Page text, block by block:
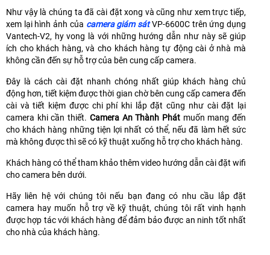
Như vậy là chúng ta đã cài đặt xong và cũng như xem trực tiếp,
xem lại hình ảnh của camera giám sátVP-6600C trên ứng dụng
Vantech-V2, hy vong là với những hướng dẫn như này sẽ giúp
ích cho khách hàng, và cho khách hàng tự động cài ở nhà mà
không cần đến sự hỗ trợ của bên cung cấp camera.
Đây là cách cài đặt nhanh chóng nhất giúp khách hàng chủ
động hơn, tiết kiệm được thời gian chờ bên cung cấp camera đến
cài và tiết kiệm được chi phí khi lắp đặt cũng như cài đặt lại
camera khi cần thiết. Camera An Thành Phátmuốn mang đến
cho khách hàng những tiện lợi nhất có thể, nếu đã làm hết sức
mà không được thì sẽ có kỹ thuật xuống hỗ trợ cho khách hàng.
Khách hàng có thể tham khảo thêm video hướng dẫn cài đặt wifi
cho camera bên dưới.
Hãy liên hệ với chúng tôi nếu bạn đang có nhu cầu lắp đặt
camera hay muốn hỗ trợ về kỹ thuật, chúng tôi rất vinh hạnh
được hợp tác với khách hàng để đảm bảo được an ninh tốt nhất
cho nhà của khách hàng.